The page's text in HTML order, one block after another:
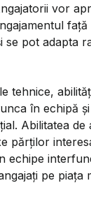
vor
se pot adapta
tehnice,
în echipă
Abilitatea
părților
echipe
pe piața